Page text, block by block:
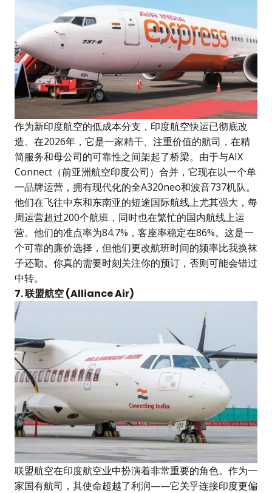
作为新印度航空的低成本分支，印度航空快运已彻底改
造。在2026年，它是一家精干、注重价值的航司，在精
简服务和母公司的可靠性之间架起了桥梁。由于与AIX
Connect（前亚洲航空印度公司）合并，它现在以一个单
一品牌运营，拥有现代化的全A320neo和波音737机队。
他们在飞往中东和东南亚的短途国际航线上尤其强大，每
周运营超过200个航班，同时也在繁忙的国内航线上运
营。他们的准点率为84.7%，客座率稳定在86%。这是一
个可靠的廉价选择，但他们更改航班时间的频率比我换袜
子还勤。你真的需要时刻关注你的预订，否则可能会错过
中转。
7. 联盟航空 (Alliance Air)
联盟航空在印度航空业中扮演着非常重要的角色。作为一
家国有航司，其使命超越了利润——它关乎连接印度更偏